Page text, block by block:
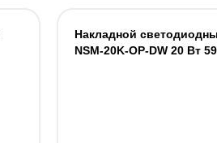
Накладной
NSM-20K-OP-DW 20 Вт